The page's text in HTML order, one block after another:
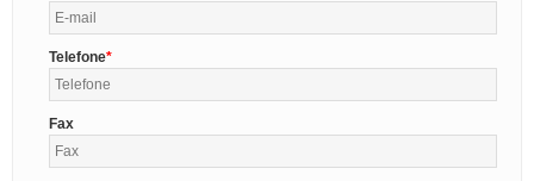
Telefone
Fax